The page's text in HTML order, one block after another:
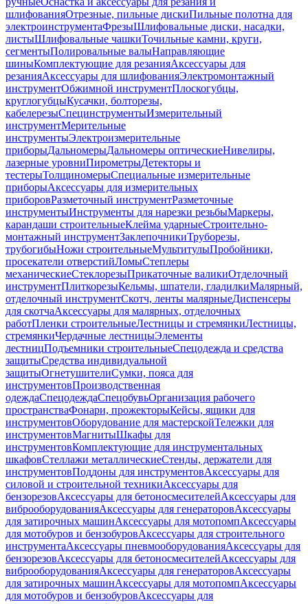
шлифованияОтрезные, пильные дискиПильные полотна для
электроинструментаФрезыШлифовальные диски, насадки,
листыШлифовальные чашкиТочильные камни, круги,
сегментыПолировальные валыНаправляющие
шиныКомплектующие для резанияАксессуары для
резанияАксессуары для шлифованияЭлектромонтажный
инструментОбжимной инструментПлоскогубцы,
круглогубцыКусачки, болторезы,
кабелерезыСпецинструментыИзмерительный
инструментМерительные
инструментыЭлектроизмерительные
приборыДальномерыДальномеры оптическиеНивелиры,
лазерные уровниПирометрыДетекторы и
тестерыТолщиномерыСпециальные измерительные
приборыАксессуары для измерительных
приборовРазметочный инструментРазметочные
инструментыИнструменты для нарезки резьбыМаркеры,
карандаши строительныеКлейма ударныеСтроительно-
монтажный инструментЗаклепочникиТруборезы,
трубогибыНожи строительныеМультитулыПробойники,
просекатели отверстийЛомыСтеплеры
механическиеСтеклорезыПрикаточные валикиОтделочный
инструментПлиткорезыКельмы, шпатели, гладилкиМалярный,
отделочный инструментСкотч, ленты малярныеДиспенсеры
для скотчаАксессуары для малярных, отделочных
работПленки строительныеЛестницы и стремянкиЛестницы,
стремянкиЧердачные лестницыЭлементы
лестницПодъемники строительныеСпецодежда и средства
защитыСредства индивидуальной
защитыОгнетушителиСумки, пояса для
инструментовПроизводственная
одеждаСпецодеждаСпецобувьОрганизация рабочего
пространстваФонари, прожекторыКейсы, ящики для
инструментовОборудование для мастерскойТележки для
инструментовМагнитыШкафы для
инструментовКомплектующие для инструментальных
шкафовСтеллажи металлическиеСтенды, держатели для
инструментовПоддоны для инструментовАксессуары для
силовой и строительной техникиАксессуары для
бензорезовАксессуары для бетоносмесителейАксессуары для
виброоборудованияАксессуары для генераторовАксессуары
для затирочных машинАксессуары для мотопомпАксессуары
для мотобуров и бензобуровАксессуары для строительного
инструментаАксессуары пневмооборудованияАксессуары для
бензорезовАксессуары для бетоносмесителейАксессуары для
виброоборудованияАксессуары для генераторовАксессуары
для затирочных машинАксессуары для мотопомпАксессуары
для мотобуров и бензобуровАксессуары для